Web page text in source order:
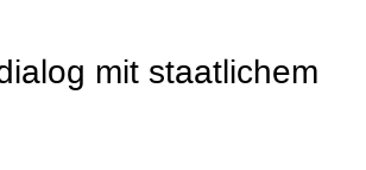
mit staatlichem